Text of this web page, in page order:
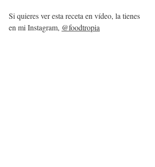
Si quieres ver esta receta en vídeo, la tienes
en mi Instagram, @foodtropia